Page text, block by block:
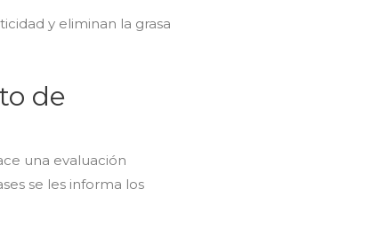
y eliminan la grasa
de
una evaluación
se les informa los